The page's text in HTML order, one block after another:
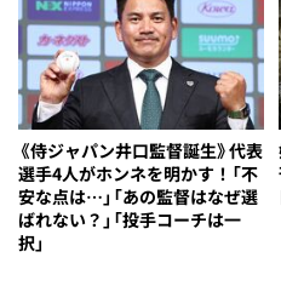
《侍ジャパン井口監督誕生》代表
選手4人がホンネを明かす！「不
安な点は…」「あの監督はなぜ選
ばれない？」「投手コーチは一
択」